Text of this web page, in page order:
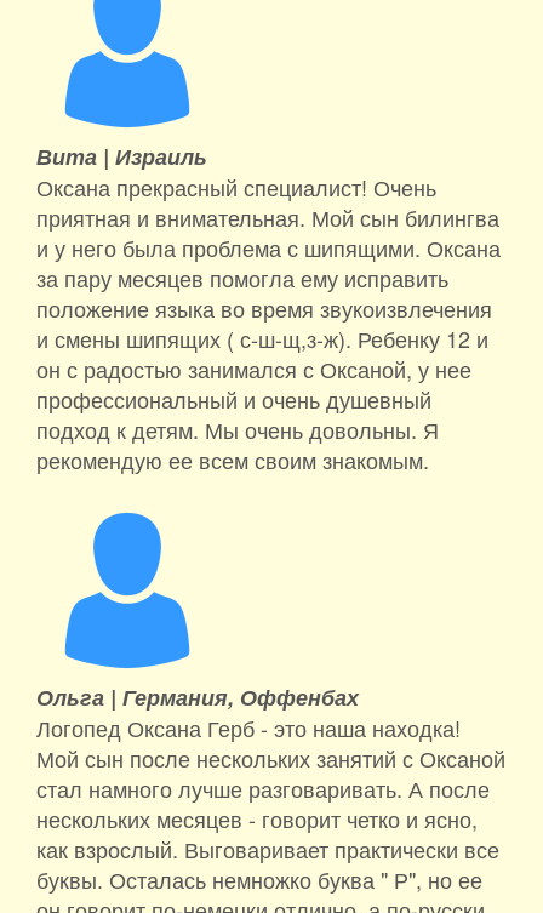
Вита | Израиль
Оксана прекрасный специалист! Очень
приятная и внимательная. Мой сын билингва
и у него была проблема с шипящими. Оксана
за пару месяцев помогла ему исправить
положение языка во время звукоизвлечения
и смены шипящих ( с-ш-щ,з-ж). Ребенку 12 и
он с радостью занимался с Оксаной, у нее
профессиональный и очень душевный
подход к детям. Мы очень довольны. Я
рекомендую ее всем своим знакомым.
Ольга | Германия, Оффенбах
Логопед Оксана Герб - это наша находка!
Мой сын после нескольких занятий с Оксаной
стал намного лучше разговаривать. А после
нескольких месяцев - говорит четко и ясно,
как взрослый. Выговаривает практически все
буквы. Осталась немножко буква " Р", но ее